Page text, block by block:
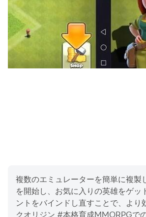
複数のエミュレーターを簡単に複製
を開始し、お気に入りの英雄をゲッ
ントをバインドし直すことで、より
クオリジン #本格育成MMORPGで